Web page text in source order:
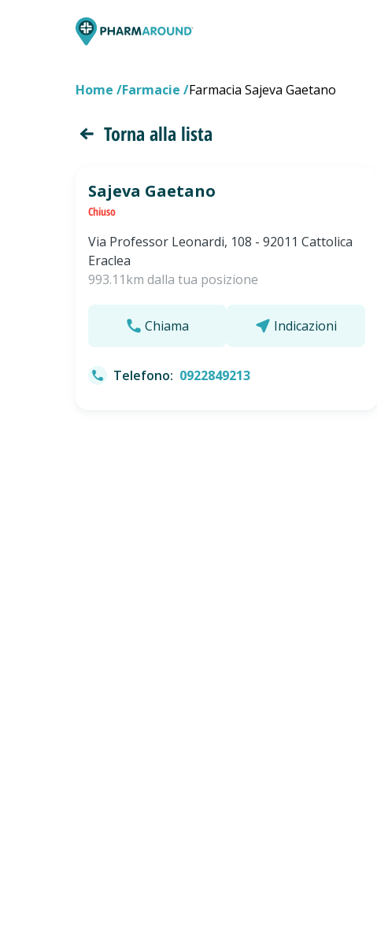
Home Farmacie Farmacia Sajeva Gaetano
Torna alla lista
Sajeva Gaetano
Chiuso
Via Professor Leonardi, 108 - 92011 Cattolica
Eraclea
993.11km dalla tua posizione
Chiama Indicazioni
Telefono: 0922849213